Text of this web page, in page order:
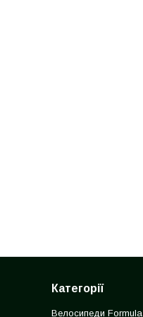
Категорії
Велосипеди Formula